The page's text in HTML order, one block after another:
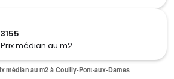
3155
Prix médian au m2